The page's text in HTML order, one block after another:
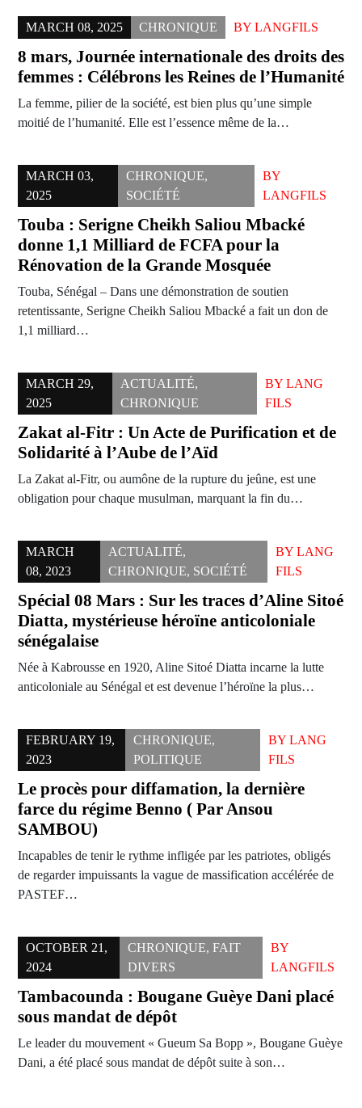
MARCH 08, 2025 CHRONIQUE BY LANGFILS
8 mars, Journée internationale des droits des
femmes : Célébrons les Reines de l’Humanité
La femme, pilier de la société, est bien plus qu’une simple
moitié de l’humanité. Elle est l’essence même de la…
MARCH 03,
2025
CHRONIQUE,
SOCIÉTÉ
BY
LANGFILS
Touba : Serigne Cheikh Saliou Mbacké
donne 1,1 Milliard de FCFA pour la
Rénovation de la Grande Mosquée
Touba, Sénégal – Dans une démonstration de soutien
retentissante, Serigne Cheikh Saliou Mbacké a fait un don de
1,1 milliard…
MARCH 29,
2025
ACTUALITÉ,
CHRONIQUE
BY LANG
FILS
Zakat al-Fitr : Un Acte de Purification et de
Solidarité à l’Aube de l’Aïd
La Zakat al-Fitr, ou aumône de la rupture du jeûne, est une
obligation pour chaque musulman, marquant la fin du…
MARCH
08, 2023
ACTUALITÉ,
CHRONIQUE, SOCIÉTÉ
BYLANG
FILS
Spécial 08 Mars : Sur les traces d’Aline Sitoé
Diatta, mystérieuse héroïne anticoloniale
sénégalaise
Née à Kabrousse en 1920, Aline Sitoé Diatta incarne la lutte
anticoloniale au Sénégal et est devenue l’héroïne la plus…
FEBRUARY 19,
2023
CHRONIQUE,
POLITIQUE
BY LANG
FILS
Le procès pour diffamation, la dernière
farce du régime Benno ( Par Ansou
SAMBOU)
Incapables de tenir le rythme infligée par les patriotes, obligés
de regarder impuissants la vague de massification accélérée de
PASTEF…
OCTOBER 21,
2024
CHRONIQUE, FAIT
DIVERS
BY
LANGFILS
Tambacounda : Bougane Guèye Dani placé
sous mandat de dépôt
Le leader du mouvement « Gueum Sa Bopp », Bougane Guèye
Dani, a été placé sous mandat de dépôt suite à son…